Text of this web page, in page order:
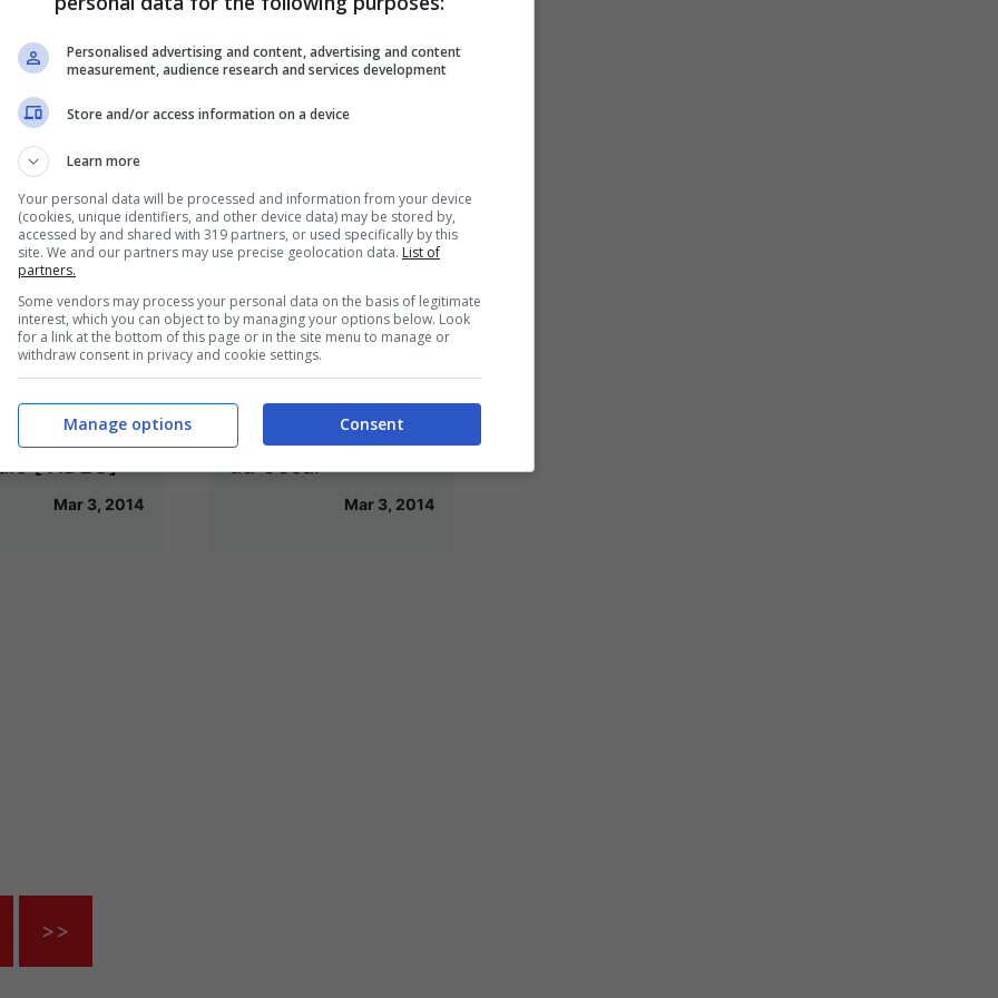
Mar 3, 2014
Matthew
è da
Mar 3, 2014
regina degli Oscar
e di stile
Mar 3, 2014
Let It
canzone
[VIDEO]
Mar 3, 2014
una Cenerentola
da Oscar
Mar 3, 2014
>>
Personalised advertising and content, advertising and content
measurement, audience research and services development
Store and/or access information on a device
Learn more
Your personal data will be processed and information from your device
(cookies, unique identifiers, and other device data) may be stored by,
accessed by and shared with 319 partners, or used specifically by this
site. We and our partners may use precise geolocation data. List of
partners.
Some vendors may process your personal data on the basis of legitimate
interest, which you can object to by managing your options below. Look
for a link at the bottom of this page or in the site menu to manage or
withdraw consent in privacy and cookie settings.
Consent
Manage options